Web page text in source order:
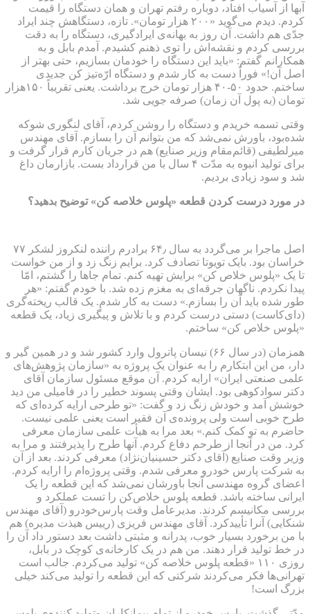
آبها از آسیاب افتاد، دوباره رفتم تهران و همان دستگاه را قیمت
کردم. دیدم می‌گوید «۲۰۰ هزار تومان». تازه، دستگاهش چند ایراد
جدّی هم داشت. آن روز به بهانه‌ی ایرادگیری، دستگاه را به دقت
بررسی کردم و نقشه‌اش را توی ذهنم کشیدم. آمدم بابل و به
همکارانم گفتم: «باید این دستگاه را خودمان بسازیم، حتی بهتر از
اصل آن!» فوراً دست به کار شدم و دستگاه ارّه‌تیز کن جدیدی
ساختم. حدود ۵۰-۴۰ هزار تومان خرج برداشت. یعنی تقریباً ۱۵۰هزار
تومان (به پول آن زمان) صرفه جویی شد.
وقتی تسمه خریدم و دستگاه را روشن کردم، آقای لنگوری شوکه
شده‌بود، باورش نمی‌شد که من بتوانم آن را بسازم. آقای مهندس
میرلطیفی (قائم‌مقام وزیر صنایع) هم در جریان کارم قرار گرفت و
برای تولید انبوه به مدّت ۴ سال با من قرارداد بست. بازارمان داغ
شد و سود زیادی بردیم.
در مورد درست کردن قطعه «پلوس خلاصه کن» توضیح بدهید؟
اصل ماجرا بر می‌گردد به سال ۶۴٫ برادرم راننده لنکروز لشکر ۷۷
خراسان بود. بایک تویوتا تصادف کرد. برایم زنگ زد و از من خواست
تا یک «پلوس خلاص کن» برایش تهیه کنم. تمام جاها را گشتم، امّا
پیدا نکردم. ناگهان جرقه‌ای به مغزم زده شد. با خودم گفتم: «هر
طور شده باید آن را بسازم.» دست به کار شدم. یک قالب ریخته‌گری
(دای‌کاست) دستی درست کردم و با تلاش و پیگیری زیاد، یک قطعه
«پلوس خلاص کن» ساختم.
همزمان (در سال ۶۶) نیسان پاترول وارد کشور شد و در همین گیر و
دار، من این ابتکارم را به عنوان یک پروژه به «سازمان پژوهش‌های
علمی صنعتی ایران» ارایه کردم. آن موقع مسئول سازمان آقای
دکتر سوادکوهی بود. ایشان وقتی پسوند خطیر را در فامیلی من دید
خوشش آمد و خودش زنگ زد و گفت: ‌«تو طرحی ارایه کرده‌ای که
طرح خوبی است ولی پرونده‌ی آن فقیر است یعنی علمی نیست.
حاضرم به تو کمک کنم.» بعد مرا به هیأت علمی سازمان معرفی
کرد. من در آنجا از طرحم دفاع کردم. آنها طرح را پذیرفتند و مرا به
وزیر وقت صنایع (آقای دکتر حسینیان‌نژاد) معرفی کردند. بعد از آن
به شرکت پارس خودرو معرفی شدم. وقتی پروژه‌ام را ارایه کردم.
اعضای گروه مهندسی آنجا باورشان نمی‌شد که این قطعه را یک
ایرانی ساخته باشد. قطعه پلوس خلاص‌کن را تست عملکرد و
بررسی مکانیسم کردند. مدیرعامل وقت پارس‌خودرو (آقای مهندس
شنکایی) آنرا تأییدکرد. آقای مهندس فریزی (رییس هیذت مدیره) هم
با من برخورد بسیار خوب، پدرانه و مثبتی داشت بعد دستور داد آن را
در خط تولید قرار دهند. من هم در یک کارخانه‌ی کوچک در بابل،
روزی ۱۱۰ «قطعه پلوس خلاصه کن» تولید می‌کردم. جالب است
تهرانی‌ها فکر می‌کردند شرکتی که این قطعه را تولید می‌کند خیلی
بزرگ است!